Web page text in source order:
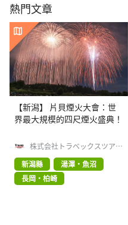
熱門文章
【新潟】 片貝煙火大會：世
界最大規模的四尺煙火盛典！
株式会社トラベックスツアー
ズ
新潟縣
湯澤・魚沼
長岡・柏崎